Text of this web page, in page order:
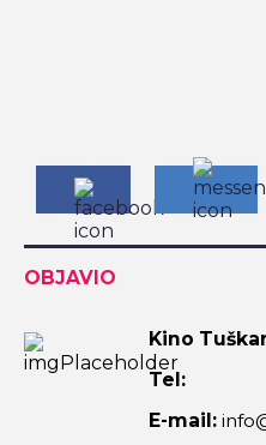
OBJAVIO
Kino
Tel:
E-mail: